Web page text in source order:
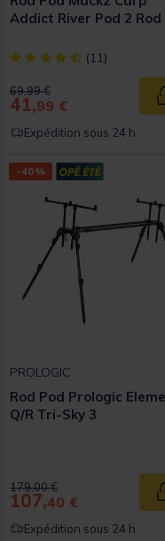
Addict River Pod 2 Rod
[object Object] out of 5
(11)
Price reduced from
69,99 €to
41,99 €
Expédition sous 24 h
-40%
PROLOGIC
Rod Pod Prologic
Q/R Tri-Sky 3
Price reduced from
179,00 €to
107,40 €
Expédition sous 24 h